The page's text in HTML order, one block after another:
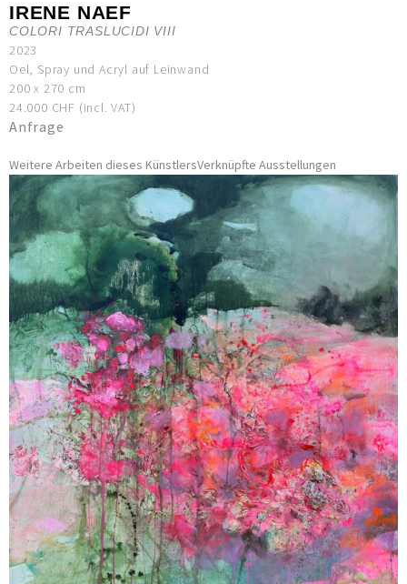
IRENE NAEF
COLORI TRASLUCIDI VIII
2023
Oel, Spray und Acryl auf Leinwand
200 x 270 cm
24.000 CHF (incl. VAT)
Anfrage
Weitere Arbeiten dieses KünstlersVerknüpfte Ausstellungen